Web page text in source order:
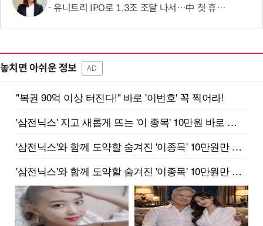
유니트리 IPO로 1.3조 조달 나서…中 첫 휴머노이드 상장사 탄생 임박
놓치면 아쉬운 정보 AD